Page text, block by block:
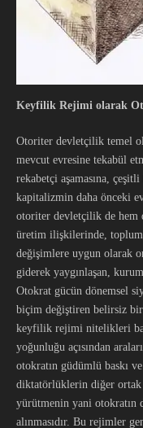
Keyfilik Rejimi olarak
Otoriter devletçilik temel
mevcut evresine tekabül
rekabetçi aşamasına,
kapitalizmin daha önceki
otoriter devletçilik de hem
üretim ilişkilerinde,
değişimlere uygun olarak
giderek yaygınlaşan,
Otokrat gücün dönemsel
biçim değiştiren belirsiz
keyfilik rejimi nitelikleri
yoğunluğu açısından
otokratın güdümlü baskı
diktatörlüklerin diğer ortak
yürütmenin yani otokratın
alınmasıdır. Bu rejimler